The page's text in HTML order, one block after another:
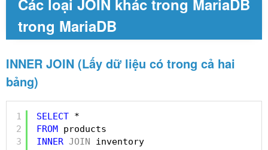
trong MariaDB
INNER JOIN (Lấy dữ liệu có trong cả hai
bảng)
1
2
3
SELECT *
FROM products
INNER JOIN
inventory